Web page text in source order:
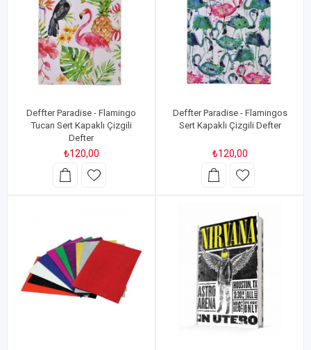
Deffter Paradise - Flamingo
Tucan Sert Kapaklı Çizgili
Defter
₺120,00
Deffter Paradise - Flamingos
Sert Kapaklı Çizgili Defter
₺120,00